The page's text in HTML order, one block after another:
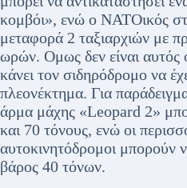
κομβόι», ενώ ο ΝΑΤΟικός
μεταφορά 2 ταξιαρχιών με
ωρών. Ομως δεν είναι αυτός
κάνει τον σιδηρόδρομο να
πλεονέκτημα. Για
άρμα μάχης «Leopard 2»
και 70 τόνους, ενώ οι
αυτοκινητόδρομοι μπορούν
βάρος 40 τόνων.